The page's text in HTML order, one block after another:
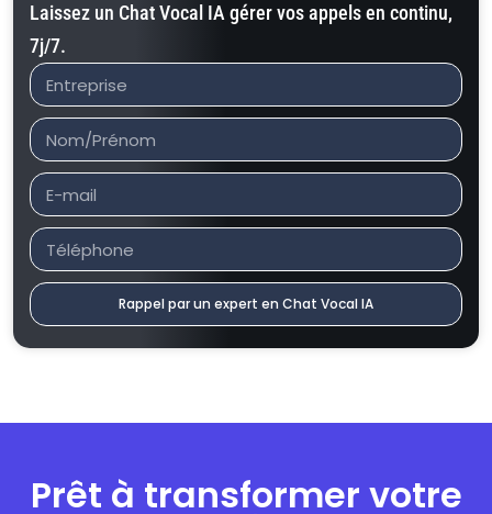
Laissez un Chat Vocal IA gérer vos appels en continu,
7j/7.
Rappel par un expert en Chat Vocal IA
Prêt à transformer votre